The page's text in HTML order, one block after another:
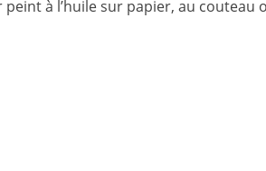
à l’huile sur papier, au couteau